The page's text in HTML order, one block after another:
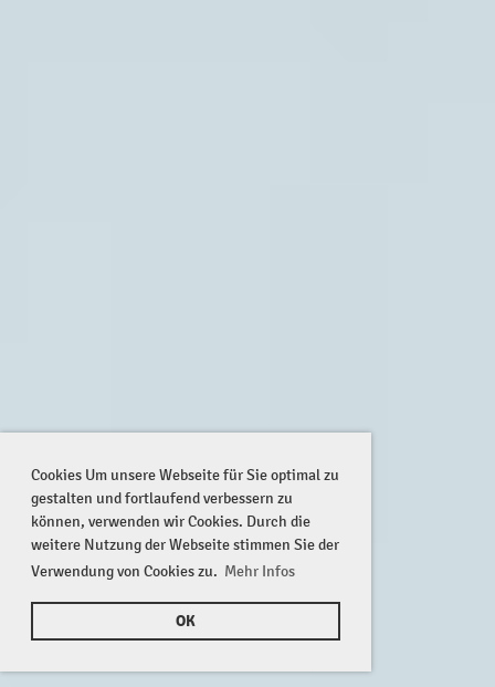
Cookies Um unsere Webseite für Sie optimal zu
gestalten und fortlaufend verbessern zu
können, verwenden wir Cookies. Durch die
weitere Nutzung der Webseite stimmen Sie der
Verwendung von Cookies zu. Mehr Infos
OK